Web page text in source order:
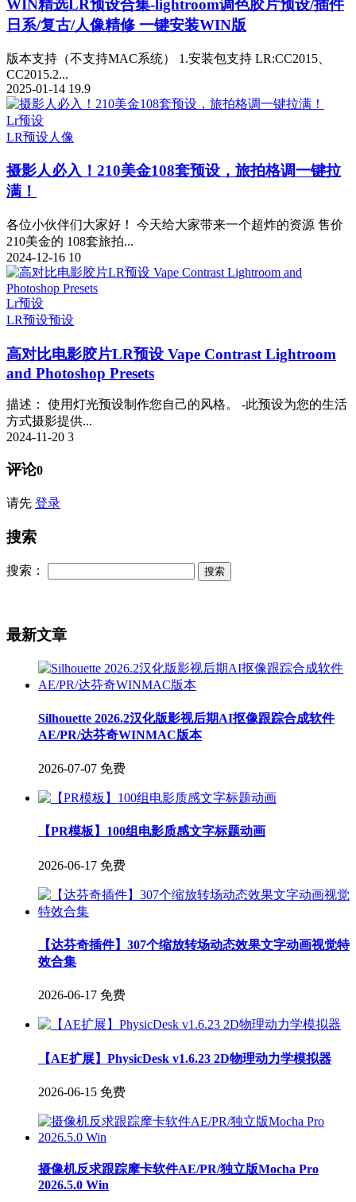
WIN精选LR预设合集-lightroom调色胶片预设/插件
日系/复古/人像精修 一键安装WIN版
版本支持（不支持MAC系统） 1.安装包支持 LR:CC2015、
CC2015.2...
2025-01-14 19.9
Lr预设
LR预设人像
摄影人必入！210美金108套预设，旅拍格调一键拉
满！
​各位小伙伴们大家好！ 今天给大家带来一个超炸的资源 售价
210美金的 108套旅拍...
2024-12-16 10
Lr预设
LR预设预设
高对比电影胶片LR预设 Vape Contrast Lightroom
and Photoshop Presets
描述： 使用灯光预设制作您自己的风格。 -此预设为您的生活
方式摄影提供...
2024-11-20 3
评论0
请先 登录
搜索
搜索：
最新文章
Silhouette 2026.2汉化版影视后期AI抠像跟踪合成软件
AE/PR/达芬奇WINMAC版本
2026-07-07 免费
【PR模板】100组电影质感文字标题动画
2026-06-17 免费
【达芬奇插件】307个缩放转场动态效果文字动画视觉特
效合集
2026-06-17 免费
【AE扩展】PhysicDesk v1.6.23 2D物理动力学模拟器
2026-06-15 免费
摄像机反求跟踪摩卡软件AE/PR/独立版Mocha Pro
2026.5.0 Win